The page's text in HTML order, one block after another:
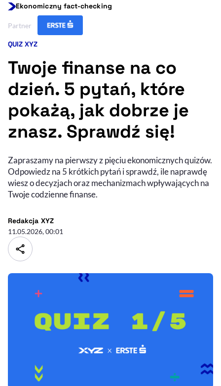
Resetuj opcje
Ułatwienia dostępności wspierają:
, otwiera się w nowym
Deklaracja dostępności, otwiera się w nowym oknie
Zgłoś problem
, otwiera się w
Ekonomiczny fact-checking
Partner
Kategoria artykułu:
QUIZ XYZ
Twoje finanse na co
dzień. 5 pytań, które
pokażą, jak dobrze je
znasz. Sprawdź się!
Zapraszamy na pierwszy z pięciu ekonomicznych quizów.
Odpowiedz na 5 krótkich pytań i sprawdź, ile naprawdę
wiesz o decyzjach oraz mechanizmach wpływających na
Twoje codzienne finanse.
Redakcja XYZ- autor artykułu - profil
11.05.2026, 00:01